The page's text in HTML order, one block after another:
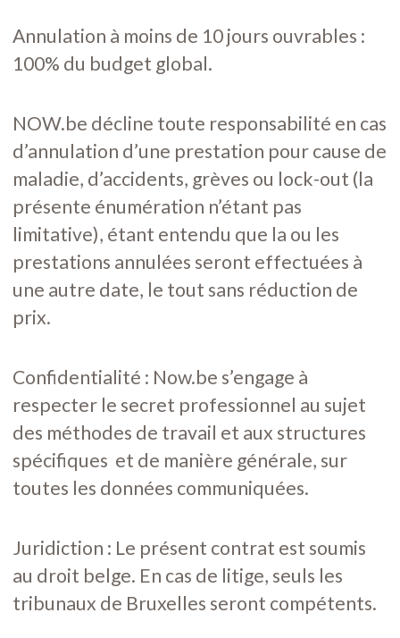
Annulation à moins de 10 jours ouvrables :
100% du budget global.
NOW.be décline toute responsabilité en cas
d’annulation d’une prestation pour cause de
maladie, d’accidents, grèves ou lock-out (la
présente énumération n’étant pas
limitative), étant entendu que la ou les
prestations annulées seront effectuées à
une autre date, le tout sans réduction de
prix.
Confidentialité : Now.be s’engage à
respecter le secret professionnel au sujet
des méthodes de travail et aux structures
spécifiques et de manière générale, sur
toutes les données communiquées.
Juridiction : Le présent contrat est soumis
au droit belge. En cas de litige, seuls les
tribunaux de Bruxelles seront compétents.